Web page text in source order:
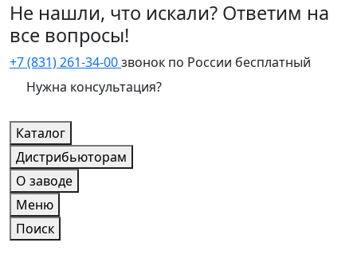
Не нашли, что искали? Ответим на
все вопросы!
+7 (831) 261-34-00звонок по России бесплатный
Нужна консультация?
Каталог
Дистрибьюторам
О заводе
Меню
Поиск